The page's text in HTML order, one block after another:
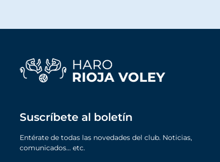
Suscríbete al boletín
Entérate de todas las novedades del club. Noticias,
comunicados… etc.